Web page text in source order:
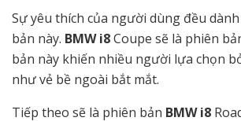
Sự yêu thích của người dùng đều
bản này. BMW i8Coupe sẽ là phiên
bản này khiến nhiều người lựa chọn
như vẻ bề ngoài bắt mắt.
Tiếp theo sẽ là phiên bản BMW i8